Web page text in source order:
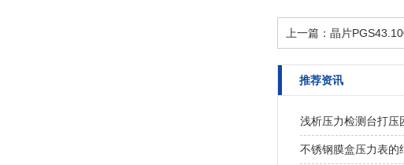
上一篇： 晶片
推荐资讯
浅析压力检测台打压
不锈钢膜盒压力表的